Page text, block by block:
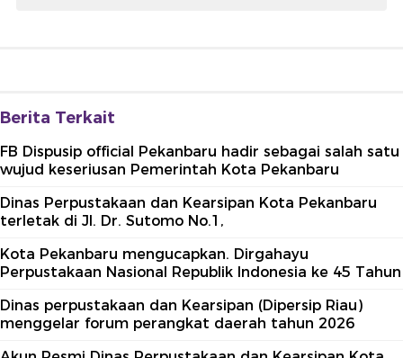
Berita Terkait
FB Dispusip official Pekanbaru hadir sebagai salah satu
wujud keseriusan Pemerintah Kota Pekanbaru
Dinas Perpustakaan dan Kearsipan Kota Pekanbaru
terletak di Jl. Dr. Sutomo No.1,
Kota Pekanbaru mengucapkan. Dirgahayu
Perpustakaan Nasional Republik Indonesia ke 45 Tahun
Dinas perpustakaan dan Kearsipan (Dipersip Riau)
menggelar forum perangkat daerah tahun 2026